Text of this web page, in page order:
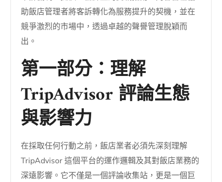
助飯店管理者將客訴轉化為服務提升的契機，並在
競爭激烈的市場中，透過卓越的聲譽管理脫穎而
出。
第一部分：理解
TripAdvisor 評論生態
與影響力
在採取任何行動之前，飯店業者必須先深刻理解
TripAdvisor 這個平台的運作邏輯及其對飯店業務的
深遠影響。它不僅是一個評論收集站，更是一個巨